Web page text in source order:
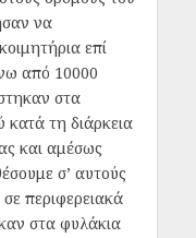
να
επί
από 10000
στα
κατά τη διάρκεια
και αμέσως
σ’ αυτούς
περιφερειακά
στα φυλάκια